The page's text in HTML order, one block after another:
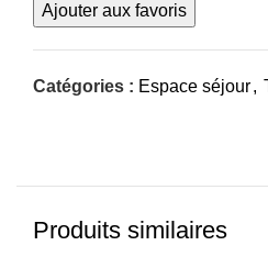
Ajouter aux favoris
Catégories : Espace séjour,
Produits similaires